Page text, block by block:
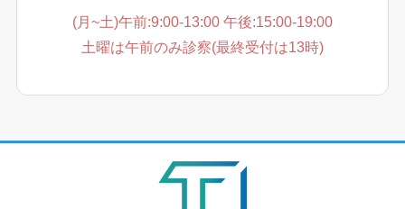
(月~土)午前:9:00-13:00 午後:15:00-19:00
土曜は午前のみ診察(最終受付は13時)